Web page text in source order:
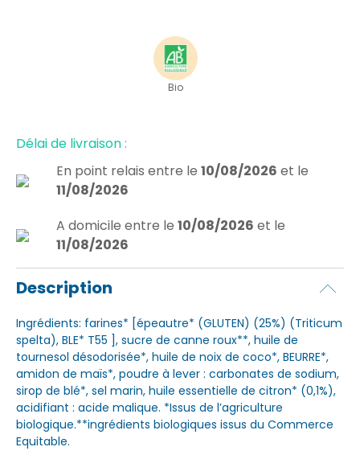
Bio
Délai de livraison :
En point relais entre le 10/08/2026 et le
11/08/2026
A domicile entre le 10/08/2026 et le
11/08/2026
Description
Ingrédients: farines* [épeautre* (GLUTEN) (25%) (Triticum
spelta), BLE* T55 ], sucre de canne roux**, huile de
tournesol désodorisée*, huile de noix de coco*, BEURRE*,
amidon de maïs*, poudre à lever : carbonates de sodium,
sirop de blé*, sel marin, huile essentielle de citron* (0,1%),
acidifiant : acide malique. *Issus de l’agriculture
biologique.**ingrédients biologiques issus du Commerce
Equitable.